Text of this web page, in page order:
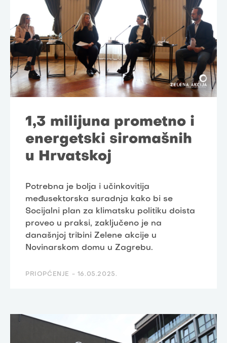
1,3 milijuna prometno i
energetski siromašnih
u Hrvatskoj
Potrebna je bolja i učinkovitija
međusektorska suradnja kako bi se
Socijalni plan za klimatsku politiku doista
proveo u praksi, zaključeno je na
današnjoj tribini Zelene akcije u
Novinarskom domu u Zagrebu.
PRIOPĆENJE - 16.05.2025.